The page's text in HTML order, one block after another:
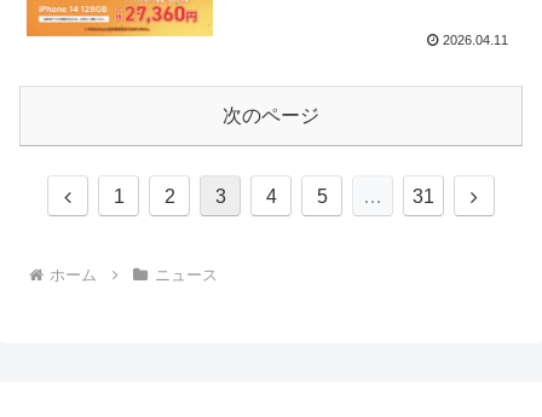
2026.04.11
次のページ
前
1 2 3 4 5 … 31
次
ホーム ニュース